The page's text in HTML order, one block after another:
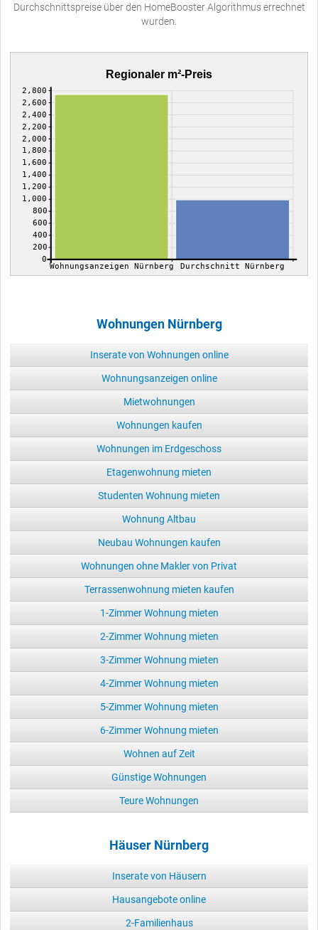
Durchschnittspreise über den HomeBooster Algorithmus errechnet
wurden.
Regionaler m²-Preis
0
200
400
600
800
1,000
1,200
1,400
1,600
1,800
2,000
2,200
2,400
2,600
2,800
Wohnungsanzeigen Nürnberg Durchschnitt Nürnberg
Wohnungen Nürnberg
Inserate von Wohnungen online
Wohnungsanzeigen online
Mietwohnungen
Wohnungen kaufen
Wohnungen im Erdgeschoss
Etagenwohnung mieten
Studenten Wohnung mieten
Wohnung Altbau
Neubau Wohnungen kaufen
Wohnungen ohne Makler von Privat
Terrassenwohnung mieten kaufen
1-Zimmer Wohnung mieten
2-Zimmer Wohnung mieten
3-Zimmer Wohnung mieten
4-Zimmer Wohnung mieten
5-Zimmer Wohnung mieten
6-Zimmer Wohnung mieten
Wohnen auf Zeit
Günstige Wohnungen
Teure Wohnungen
Häuser Nürnberg
Inserate von Häusern
Hausangebote online
2-Familienhaus